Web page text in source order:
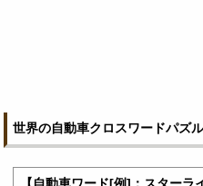
世界の自動車クロスワードパズ